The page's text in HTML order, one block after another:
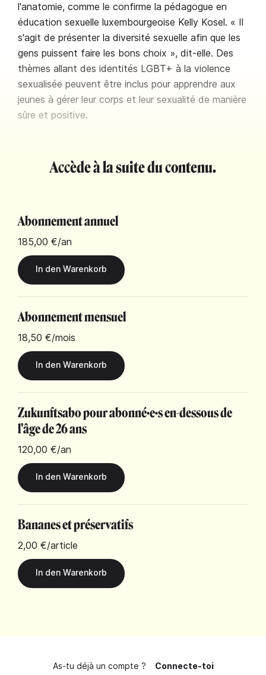
l'anatomie, comme le confirme la pédagogue en
éducation sexuelle luxembourgeoise Kelly Kosel. « Il
s'agit de présenter la diversité sexuelle afin que les
gens puissent faire les bons choix », dit-elle. Des
thèmes allant des identités LGBT+ à la violence
sexualisée peuvent être inclus pour apprendre aux
jeunes à gérer leur corps et leur sexualité de manière
sûre et positive.
Accède à la suite du contenu.
Abonnement annuel
185,00 €/an
Abonnement mensuel
18,50 €/mois
Zukunftsabo pour abonné·e·s en-dessous de
l'âge de 26 ans
120,00 €/an
Bananes et préservatifs
2,00 €/article
As-tu déjà un compte ? Connecte-toi